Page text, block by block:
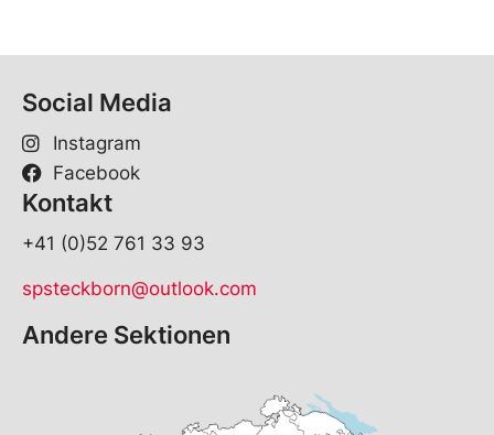
Social Media
Instagram
Facebook
Kontakt
+41 (0)52 761 33 93
spsteckborn@outlook.com
Andere Sektionen